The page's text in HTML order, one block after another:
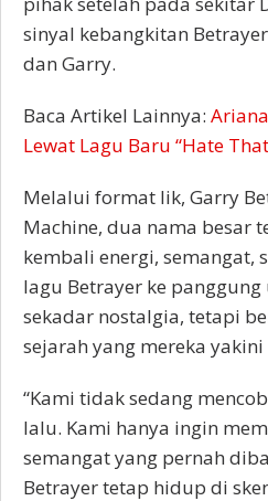
sinyal kebangkitan
dan Garry.
Baca Artikel Lainnya:
Lewat Lagu Baru “Hate
Melalui format Iik, Garry
Machine, dua nama besar
kembali energi, semangat,
lagu Betrayer ke
sekadar nostalgia, tetapi
sejarah yang mereka
“Kami tidak sedang
lalu. Kami hanya ingin
semangat yang pernah
Betrayer tetap hidup di